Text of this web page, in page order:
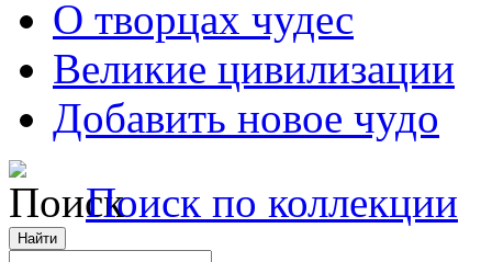
О творцах чудес
Великие цивилизации
Добавить новое чудо
Поиск по коллекции